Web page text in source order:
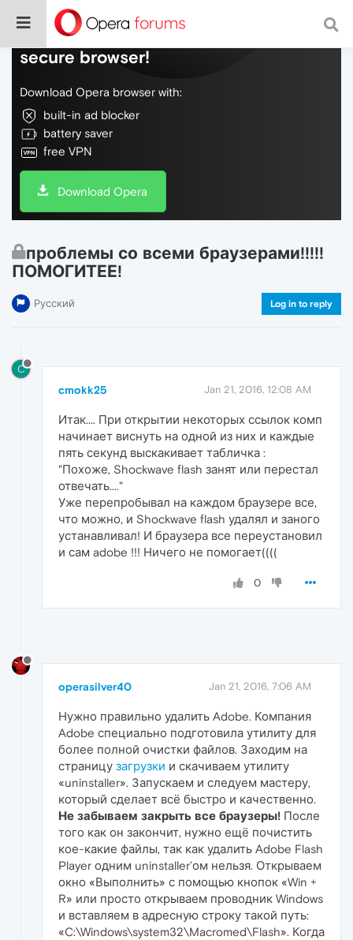
Do more on the web, with a fast and
secure browser!
Download Opera browser with:
built-in ad blocker
battery saver
free VPN
Download Opera
проблемы со всеми браузерами!!!!!
ПОМОГИТЕЕ!
Русский Log in to reply
C
cmokk25 Jan 21, 2016, 12:08 AM
Итак.... При открытии некоторых ссылок комп
начинает виснуть на одной из них и каждые
пять секунд выскакивает табличка :
"Похоже, Shockwave flash занят или перестал
отвечать...."
Уже перепробывал на каждом браузере все,
что можно, и Shockwave flash удалял и заного
устанавливал! И браузера все переустановил
и сам adobe !!! Ничего не помогает((((
0
operasilver40 Jan 21, 2016, 7:06 AM
Нужно правильно удалить Adobe. Компания
Adobe специально подготовила утилиту для
более полной очистки файлов. Заходим на
страницу загрузки и скачиваем утилиту
«uninstaller». Запускаем и следуем мастеру,
который сделает всё быстро и качественно.
Не забываем закрыть все браузеры! После
того как он закончит, нужно ещё почистить
кое-какие файлы, так как удалить Adobe Flash
Player одним uninstaller’ом нельзя. Открываем
окно «Выполнить» с помощью кнопок «Win +
R» или просто открываем проводник Windows
и вставляем в адресную строку такой путь:
«C:\Windows\system32\Macromed\Flash». Когда